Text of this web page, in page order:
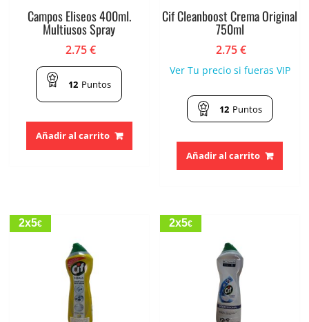
Campos Eliseos 400ml.
Multiusos Spray
2.75€
12 Puntos
Añadir al carrito
Cif Cleanboost Crema Original
750ml
2.75€
Ver Tu precio si fueras VIP
12 Puntos
Añadir al carrito
2x5€ 2x5€